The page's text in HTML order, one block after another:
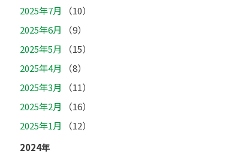
2025年7月
（10）
2025年6月
（9）
2025年5月
（15）
2025年4月
（8）
2025年3月
（11）
2025年2月
（16）
2025年1月
（12）
2024年